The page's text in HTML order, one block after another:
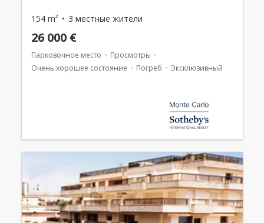
154 m² 3 местные жители
26 000 €
Парковочное место
Просмотры
Очень хорошее состояние
Погреб Эксклюзивный